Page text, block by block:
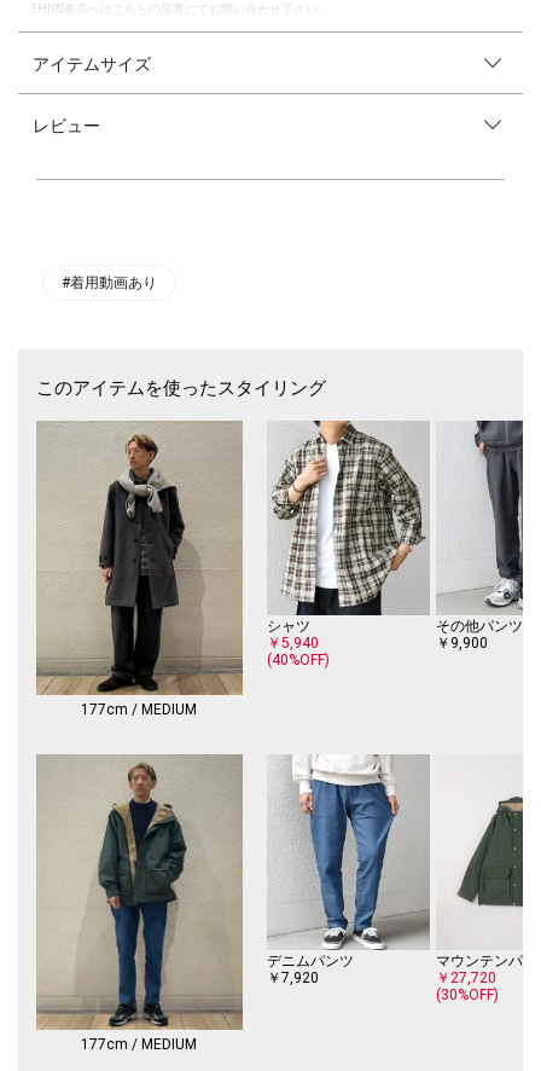
SHIPS各店へはこちらの品番にてお問い合わせ下さい。
ックニット
細く柔らかな毛質で耐久性のあるBLUE FOXの糸を使用。
る雰囲気にしました。
生地の厚み：普通
水洗い：不可
----------------------------
【注意事項】
※末永く愛用頂く為に、アテンションタグ・洗濯ネームを必ずご確認の
上、着用又はお取り扱いください。
※撮影環境による光の当たり具合やパソコン・スマートフォンなどの閲覧
環境によって、実際の色味と異なって見える場合があります。
※画像の商品はサンプルです。
実際の商品と仕様、加工、サイズが若干異なる場合がございます。
アイテムサイズ
レビュー
#着用動画あり
このアイテムを使ったスタイリング
177cm / MEDIUM
シャツ
￥5,940
(40%OFF)
その他パンツ
￥9,900
177cm / MEDIUM
デニムパンツ
￥7,920
マウンテンパー
￥27,720
(30%OFF)